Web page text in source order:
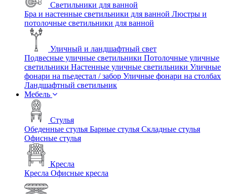
Светильники для ванной
Бра и настенные светильники для ванной Люстры и
потолочные светильники для ванной
Уличный и ландшафтный свет
Подвесные уличные светильники Потолочные уличные
светильники Настенные уличные светильники Уличные
фонари на пьедестал / забор Уличные фонари на столбах
Ландшафтный светильник
Мебель
Стулья
Обеденные стулья Барные стулья Складные стулья
Офисные стулья
Кресла
Кресла Офисные кресла